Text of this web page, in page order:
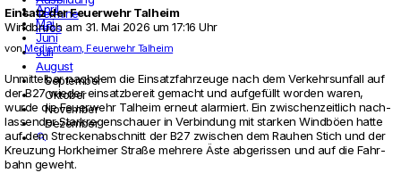
Termine
Infos
April
Mai
Juni
Juli
August
September
Oktober
November
Dezember
search
Einsatz der FeuerwehrTalheim
Windbruch am 31. Mai 2026 um 17:16 Uhr
von Medienteam, Feuerwehr Talheim
Unmit­telbar nachdem die Ein­satz­fahr­zeuge nach dem Ver­kehrs­un­fall auf
der B27 wieder ein­satz­be­reit gemacht und aufgefüllt worden waren,
wurde die Feu­er­wehr Tal­heim erneut alar­miert. Ein zwi­schen­zeit­lich nach­
las­sender Stark­re­gen­schauer in Ver­bin­dung mit starken Windböen hatte
auf dem Stre­cken­ab­schnitt der B27 zwi­schen dem Rauhen Stich und der
Kreu­zung Hork­heimer Straße meh­rere Äste abge­rissen und auf die Fahr­
bahn geweht.